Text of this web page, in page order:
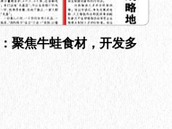
聚焦牛蛙食材，开发多